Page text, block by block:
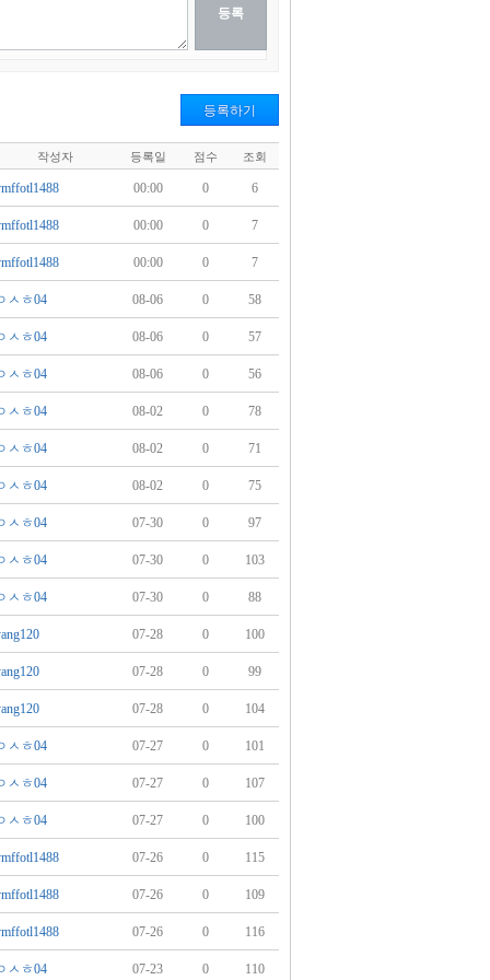
등록하기
작성자 등록일 점수 조회
00:00 0 6
00:00 0 7
00:00 0 7
ㅅㅎ04 08-06 0 58
ㅅㅎ04 08-06 0 57
ㅅㅎ04 08-06 0 56
ㅅㅎ04 08-02 0 78
ㅅㅎ04 08-02 0 71
ㅅㅎ04 08-02 0 75
ㅅㅎ04 07-30 0 97
ㅅㅎ04 07-30 0 103
ㅅㅎ04 07-30 0 88
07-28 0 100
07-28 0 99
07-28 0 104
ㅅㅎ04 07-27 0 101
ㅅㅎ04 07-27 0 107
ㅅㅎ04 07-27 0 100
07-26 0 115
07-26 0 109
07-26 0 116
ㅅㅎ04 07-23 0 110